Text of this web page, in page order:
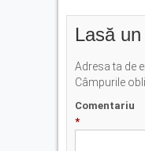
Lasă
Adresa ta de
Câmpurile
Comentariu
*